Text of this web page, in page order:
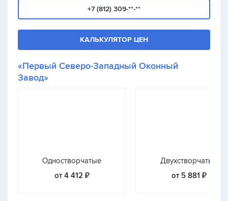
+7 (812) 309-**-**
КАЛЬКУЛЯТОР ЦЕН
«Первый Северо-Западный Оконный
Завод»
Одностворчатые
от 4 412 ₽
Двухстворчатые
от 5 881 ₽